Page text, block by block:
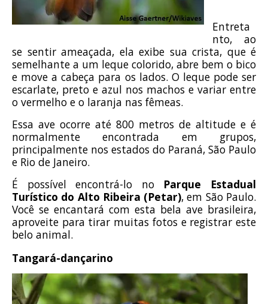
Entreta
nto, ao
se sentir ameaçada, ela exibe sua crista, que é
semelhante a um leque colorido, abre bem o bico
e move a cabeça para os lados. O leque pode ser
escarlate, preto e azul nos machos e variar entre
o vermelho e o laranja nas fêmeas.
Essa ave ocorre até 800 metros de altitude e é
normalmente encontrada em grupos,
principalmente nos estados do Paraná, São Paulo
e Rio de Janeiro.
É possível encontrá-lo no Parque Estadual
Turístico do Alto Ribeira (Petar), em São Paulo.
Você se encantará com esta bela ave brasileira,
aproveite para tirar muitas fotos e registrar este
belo animal.
Tangará-dançarino